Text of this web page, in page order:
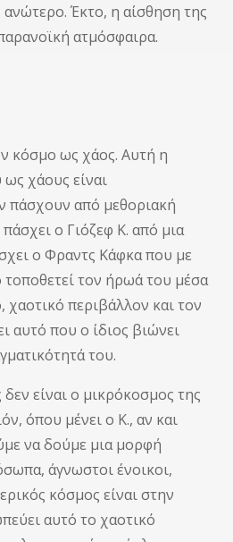
ανώτερο. Έκτο, η αίσθηση της
ατμόσφαιρα.
κόσμο ως χάος. Αυτή η
χάους είναι
πάσχουν από μεθοριακή
ο Γιόζεφ Κ. από μια
ο Φραντς Κάφκα που με
τοποθετεί τον ήρωά του μέσα
χαοτικό περιβάλλον και τον
αυτό που ο ίδιος βιώνει
του.
είναι ο μικρόκοσμος της
όπου μένει ο Κ., αν και
να δούμε μια μορφή
άγνωστοι ένοικοι,
κόσμος είναι στην
αυτό το χαοτικό